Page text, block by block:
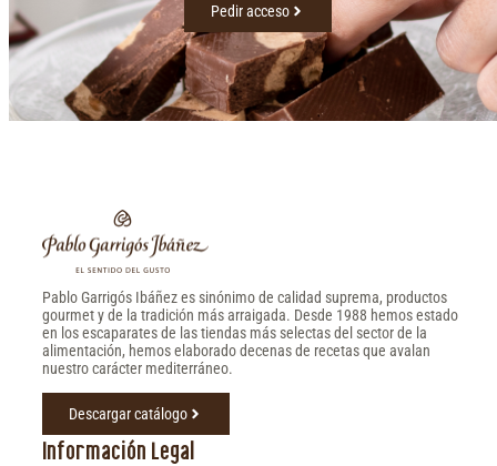
Pedir acceso
Pablo Garrigós Ibáñez es sinónimo de calidad suprema, productos
gourmet y de la tradición más arraigada. Desde 1988 hemos estado
en los escaparates de las tiendas más selectas del sector de la
alimentación, hemos elaborado decenas de recetas que avalan
nuestro carácter mediterráneo.
Descargar catálogo
Información Legal